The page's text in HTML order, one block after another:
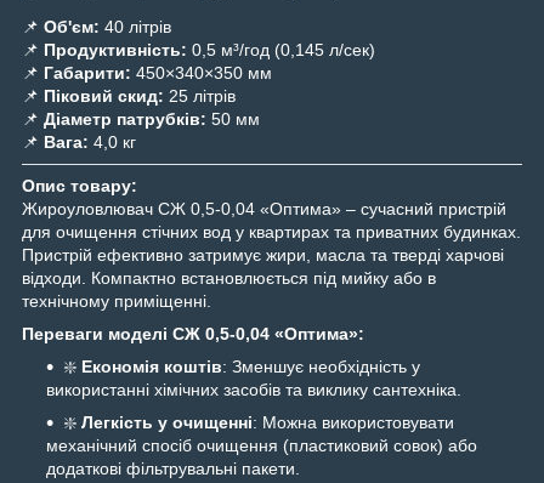
📌 Об'єм: 40 літрів
📌 Продуктивність: 0,5 м³/год (0,145 л/сек)
📌 Габарити: 450×340×350 мм
📌 Піковий скид: 25 літрів
📌 Діаметр патрубків: 50 мм
📌 Вага: 4,0 кг
Опис товару:
Жироуловлювач СЖ 0,5-0,04 «Оптима» – сучасний пристрій
для очищення стічних вод у квартирах та приватних будинках.
Пристрій ефективно затримує жири, масла та тверді харчові
відходи. Компактно встановлюється під мийку або в
технічному приміщенні.
Переваги моделі СЖ 0,5-0,04 «Оптима»:
❇️ Економія коштів: Зменшує необхідність у
використанні хімічних засобів та виклику сантехніка.
❇️ Легкість у очищенні: Можна використовувати
механічний спосіб очищення (пластиковий совок) або
додаткові фільтрувальні пакети.